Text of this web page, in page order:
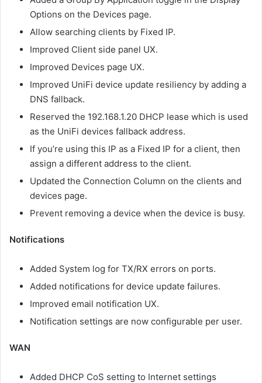
Options on the Devices page.
Allow searching clients by Fixed IP.
Improved Client side panel UX.
Improved Devices page UX.
Improved UniFi device update resiliency by adding a
DNS fallback.
Reserved the 192.168.1.20 DHCP lease which is used
as the UniFi devices fallback address.
If you’re using this IP as a Fixed IP for a client, then
assign a different address to the client.
Updated the Connection Column on the clients and
devices page.
Prevent removing a device when the device is busy.
Notifications
Added System log for TX/RX errors on ports.
Added notifications for device update failures.
Improved email notification UX.
Notification settings are now configurable per user.
WAN
Added DHCP CoS setting to Internet settings